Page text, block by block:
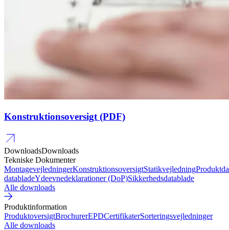
Konstruktionsoversigt (PDF)
DownloadsDownloads
Tekniske Dokumenter
MontagevejledningerKonstruktionsoversigtStatikvejledning
databladeYdeevnedeklarationer (DoP)Sikkerhedsdatablade
Alle downloads
Produktinformation
ProduktoversigtBrochurerEPDCertifikaterSorteringsvejledninger
Alle downloads